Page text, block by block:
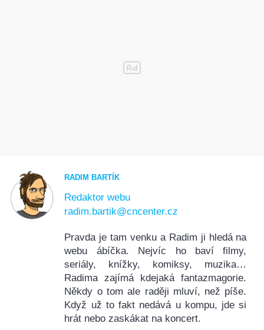
RADIM BARTÍK
Redaktor webu
radim.bartik@cncenter.cz
Pravda je tam venku a Radim ji hledá na
webu ábíčka. Nejvíc ho baví filmy,
seriály, knížky, komiksy, muzika…
Radima zajímá kdejaká fantazmagorie.
Někdy o tom ale raději mluví, než píše.
Když už to fakt nedává u kompu, jde si
hrát nebo zaskákat na koncert.